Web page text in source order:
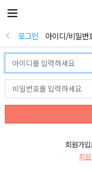
전
체
뉴
열
로그인 아이디/비밀번
회원가
회